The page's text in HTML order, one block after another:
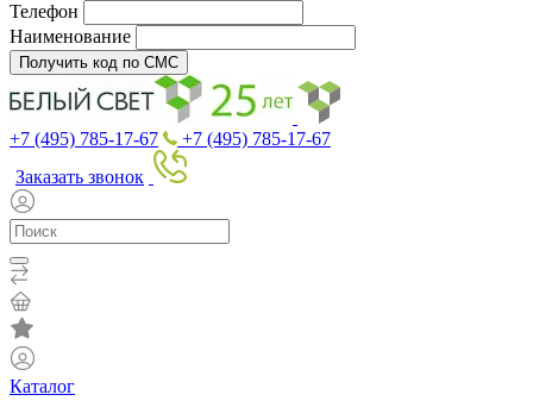
Телефон
Наименование
Получить код по СМС
+7 (495) 785-17-67
+7 (495) 785-17-67
Заказать звонок
Каталог